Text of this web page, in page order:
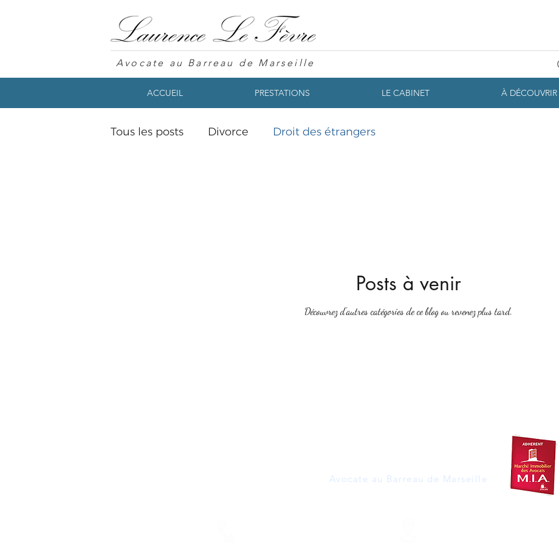
Avocate au Barreau de Marseille
ACCUEIL PRESTATIONS LE CABINET À DÉCOUVRIR
Tous les posts Divorce Droit des étrangers
Posts à venir
Découvrez d'autres catégories de ce blog ou revenez plus tard.
Avocate au Barreau de Marseille